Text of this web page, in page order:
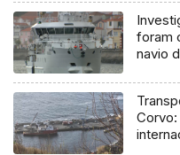
foram
navio